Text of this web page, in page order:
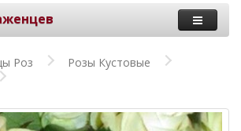
Роз
Розы Кустовые